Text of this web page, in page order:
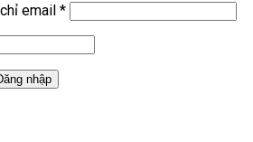
email *
nhập